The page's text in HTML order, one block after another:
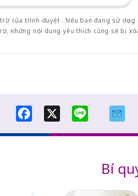
của trình duyệt . Nếu bạn đang sử
những nội dung yêu thích cũng sẽ bị
e e
Bí